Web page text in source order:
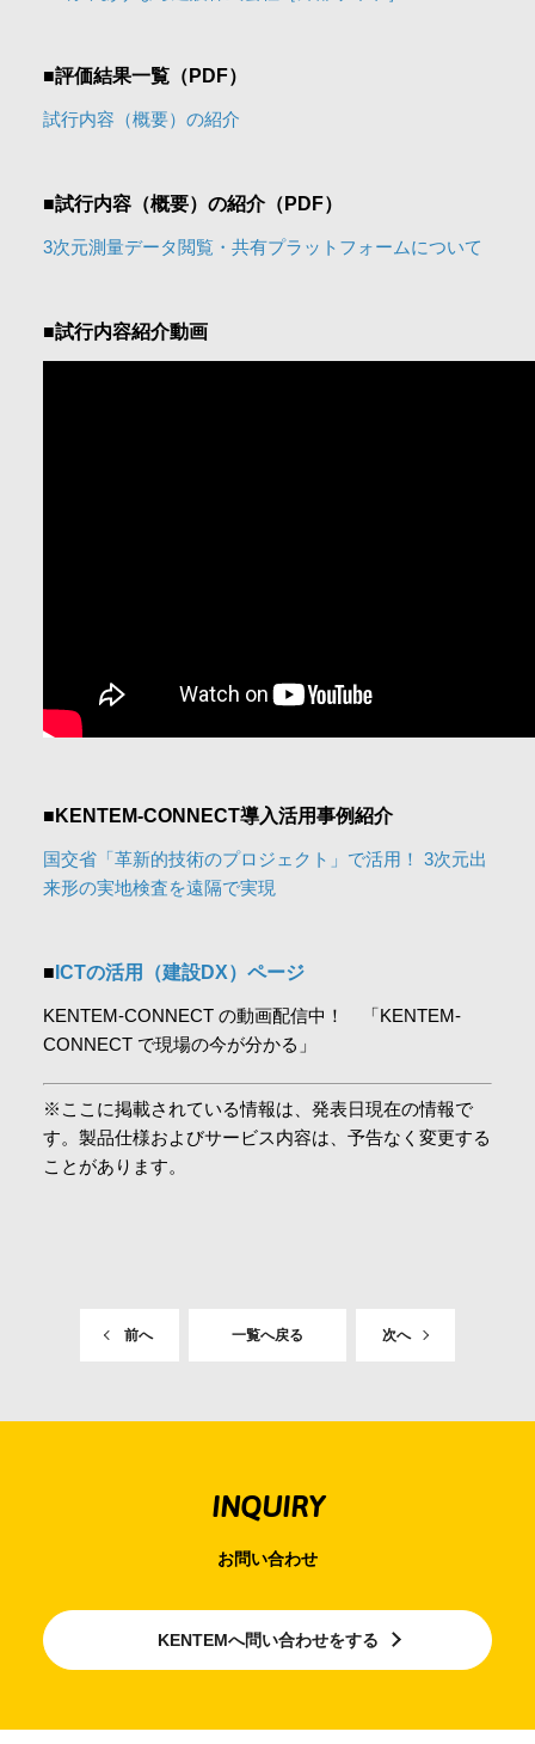
サイト内検索
マイページ
■評価結果一覧（PDF）
試行内容（概要）の紹介
■試行内容（概要）の紹介（PDF）
3次元測量データ閲覧・共有プラットフォームについて
■試行内容紹介動画
■KENTEM-CONNECT導入活用事例紹介
国交省「革新的技術のプロジェクト」で活用！ 3次元出
来形の実地検査を遠隔で実現
■ ICTの活用（建設DX）ページ
KENTEM-CONNECT の動画配信中！ 「KENTEM-
CONNECT で現場の今が分かる」
※ここに掲載されている情報は、発表日現在の情報で
す。製品仕様およびサービス内容は、予告なく変更する
ことがあります。
前へ 一覧へ戻る 次へ
INQUIRY
お問い合わせ
KENTEMへ問い合わせをする